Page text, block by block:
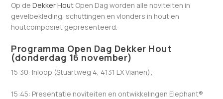
Op deDekker Hout Open Dag worden alle noviteiten in
gevelbekleding, schuttingen en vlonders in hout en
houtcomposiet gepresenteerd.
Programma Open Dag Dekker Hout
(donderdag 16 november)
15:30: Inloop (Stuartweg 4, 4131 LX Vianen);
15:45: Presentatie noviteiten en ontwikkelingen Elephant®